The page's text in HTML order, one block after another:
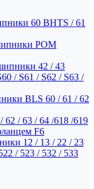
60 BHTS / 61
POM
42 / 43
/ S61 / S62 / S63 /
BLS 60 / 61 / 62
/ 63 / 64 /618 /619
F6
12 / 13 / 22 / 23
/ 523 / 532 / 533